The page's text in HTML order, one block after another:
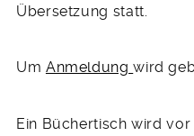
Übersetzung statt.
Um Anmeldungwird
Ein Büchertisch wird vor